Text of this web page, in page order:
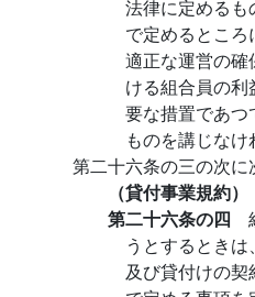
法律に定める
で定めるとこ
適正な運営の
ける組合員の
要な措置であつ
ものを講じなけ
第二十六条の三の次に
（貸付事業規約）
第二十六条の四
うとするとき
及び貸付けの